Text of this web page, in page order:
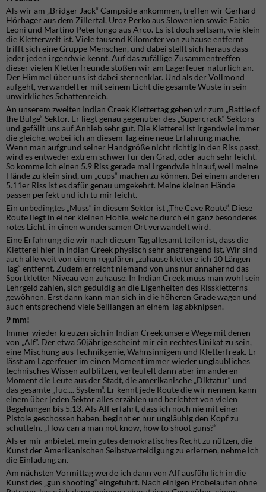
Als wir am „Bridger Jack“ Campside ankommen, treffen wir Gerhard
Hörhager aus dem Zillertal, Uroz Perko aus Slowenien sowie Fabio
Leoni und Martino Peterlongo aus Arco. Es ist doch seltsam, wie klein
die Kletterwelt ist. Viele tausend Kilometer von zuhause entfernt
trifft sich eine Gruppe Menschen, und dabei stellt sich heraus dass
jeder jeden irgendwie kennt. Auf das zufällige Zusammentreffen
dieser vielen Kletterfreunde stoßen wir am Lagerfeuer natürlich an.
Der Himmel über uns ist dabei sternenklar. Und als der Vollmond
aufgeht, verwandelt er mit seinem Licht die gesamte Wüste in sein
unwirkliches Schattenreich.
An unserem zweiten Indian Creek Klettertag gehen wir zum „Battle of
the Bulge“ Sektor. Er liegt genau gegenüber des „Supercrack“ Sektors
und gefällt uns auf Anhieb sehr gut. Die Kletterei ist irgendwie immer
die gleiche, wobei ich an diesem Tag eine neue Erfahrung mache.
Wenn man aufgrund seiner Handgröße nicht richtig in den Riss passt,
wird es entweder extrem schwer für den Grad, oder auch sehr leicht.
So komme ich einen 5.9 Riss gerade mal irgendwie hinauf, weil meine
Hände zu klein sind, um „cups“ machen zu können. Bei einem anderen
5.11er Riss ist es dafür genau umgekehrt. Meine kleinen Hände
passen perfekt und ich tu mir leicht.
Ein unbedingtes „Muss“ in diesem Sektor ist „The Cave Route“. Diese
Route liegt in einer kleinen Höhle, welche durch ein ganz besonderes
rotes Licht, in einen wundersamen Ort verwandelt wird.
Eine Erfahrung die wir nach diesem Tag allesamt teilen ist, dass die
Kletterei hier in Indian Creek physisch sehr anstrengend ist. Wir sind
auch alle weit von einem regulären „zuhause klettere ich 10 Längen
Tag“ entfernt. Zudem erreicht niemand von uns nur annähernd das
Sportkletter Niveau von zuhause. In Indian Creek muss man wohl sein
Lehrgeld zahlen, sich geduldig an die Eigenheiten des Risskletterns
gewöhnen. Erst dann kann man sich in die höheren Grade wagen und
auch entsprechend viele Seillängen an einem Tag abknipsen.
9 mm!
Immer wieder kreuzen sich in Indian Creek unsere Wege mit denen
von „Alf“. Der etwa 50jährige scheint mir ein rechtes Unikat zu sein,
eine Mischung aus Technikgenie, Wahnsinnigem und Kletterfreak. Er
lässt am Lagerfeuer im einen Moment immer wieder unglaubliches
technisches Wissen aufblitzen, verteufelt dann aber im anderen
Moment die Leute aus der Stadt, die amerikanische „Diktatur“ und
das gesamte „fuc.... System“. Er kennt jede Route die wir nennen, kann
einem über jeden Sektor alles erzählen und berichtet von vielen
Begehungen bis 5.13. Als Alf erfährt, dass ich noch nie mit einer
Pistole geschossen haben, beginnt er nur ungläubig den Kopf zu
schütteln. „How can a man not know, how to shoot guns?“
Als er mir anbietet, mein gutes demokratisches Recht zu nützen, die
Kunst der Amerikanischen Selbstverteidigung zu erlernen, nehme ich
die Einladung an.
Am nächsten Vormittag werde ich dann von Alf ausführlich in die
Kunst des „gun shooting“ eingeführt. Nach einigen Probeläufen ohne